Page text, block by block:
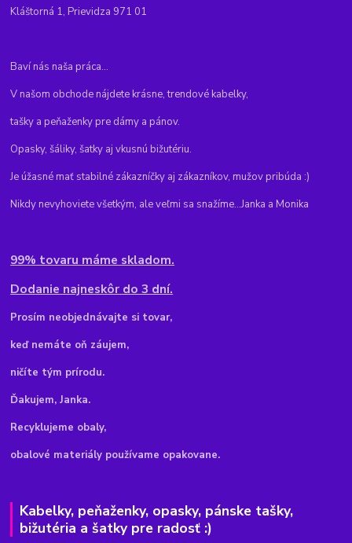
Kláštorná 1, Prievidza 971 01
Baví nás naša práca...
V našom obchode nájdete krásne, trendové kabelky,
tašky a peňaženky pre dámy a pánov.
Opasky, šáliky, šatky aj vkusnú bižutériu.
Je úžasné mať stabilné zákazníčky aj zákazníkov, mužov pribúda :)
Nikdy nevyhoviete všetkým, ale veľmi sa snažíme...Janka a Monika
99% tovaru máme skladom.
Dodanie najneskôr do 3 dní.
Prosím neobjednávajte si tovar,
keď nemáte oň záujem,
ničíte tým prírodu.
Ďakujem, Janka.
Recyklujeme obaly,
obalové materiály používame opakovane.
Kabelky, peňaženky, opasky, pánske tašky,
bižutéria a šatky pre radosť :)